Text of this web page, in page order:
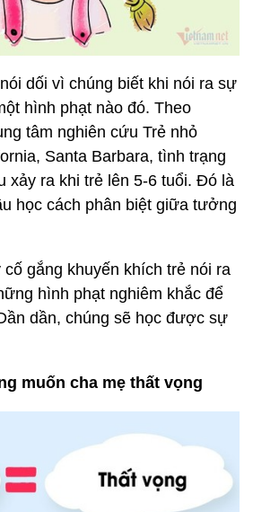
dối vì chúng biết khi nói ra sự
hình phạt nào đó. Theo
tâm nghiên cứu Trẻ nhỏ
Santa Barbara, tình trạng
xảy ra khi trẻ lên 5-6 tuổi. Đó là
học cách phân biệt giữa tưởng
gắng khuyến khích trẻ nói ra
hình phạt nghiêm khắc để
dần, chúng sẽ học được sự
muốn cha mẹ thất vọng